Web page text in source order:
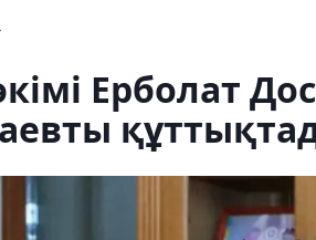
Ерболат